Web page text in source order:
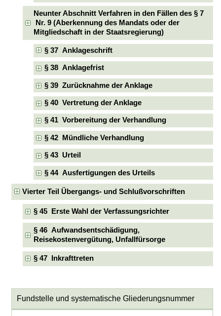
Neunter Abschnitt Verfahren in den Fällen des § 7
Nr. 9 (Aberkennung des Mandats oder der
Mitgliedschaft in der Staatsregierung)
§ 37 Anklageschrift
§ 38 Anklagefrist
§ 39 Zurücknahme der Anklage
§ 40 Vertretung der Anklage
§ 41 Vorbereitung der Verhandlung
§ 42 Mündliche Verhandlung
§ 43 Urteil
§ 44 Ausfertigungen des Urteils
Vierter Teil Übergangs- und Schlußvorschriften
§ 45 Erste Wahl der Verfassungsrichter
§ 46 Aufwandsentschädigung,
Reisekostenvergütung, Unfallfürsorge
§ 47 Inkrafttreten
Fundstelle und systematische Gliederungsnummer